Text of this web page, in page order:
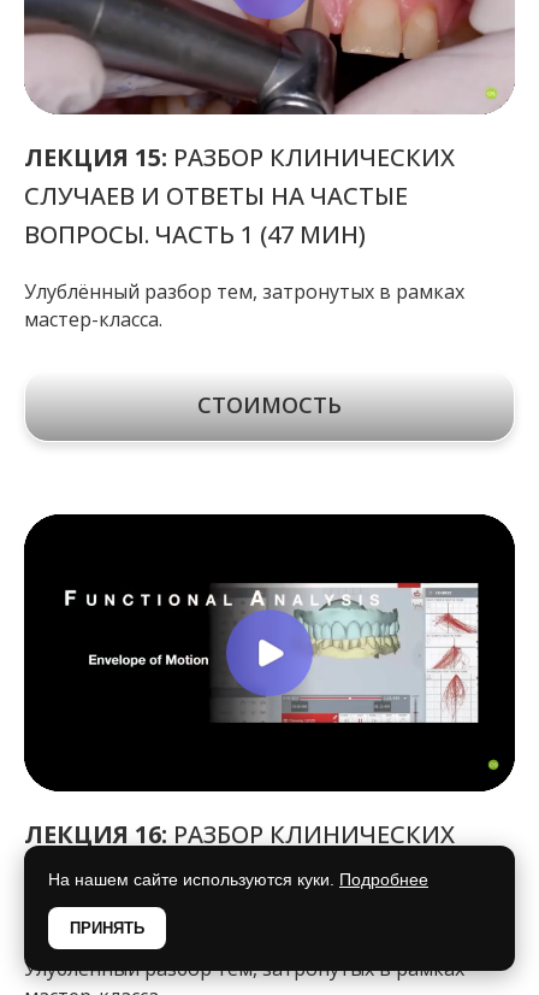
На нашем сайте используются куки. Подробнее
ПРИНЯТЬ
ЛЕКЦИЯ 15: РАЗБОР КЛИНИЧЕСКИХ
СЛУЧАЕВ И ОТВЕТЫ НА ЧАСТЫЕ
ВОПРОСЫ. ЧАСТЬ 1 (47 МИН)
Улублённый разбор тем, затронутых в рамках
мастер-класса.
СТОИМОСТЬ
ЛЕКЦИЯ 16: РАЗБОР КЛИНИЧЕСКИХ
СЛУЧАЕВ И ОТВЕТЫ НА ЧАСТЫЕ
ВОПРОСЫ. ЧАСТЬ 2 (52 МИН)
Улублённый разбор тем, затронутых в рамках